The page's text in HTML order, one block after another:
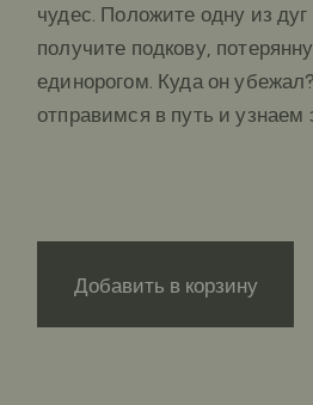
чудес. Положите одну из
получите подкову,
единорогом. Куда он
отправимся в путь и узнаем
Добавить в корзину